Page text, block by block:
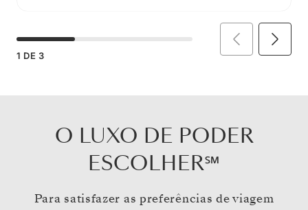
1 DE 3
O LUXO DE PODER
ESCOLHER℠
Para satisfazer as preferências de viagem